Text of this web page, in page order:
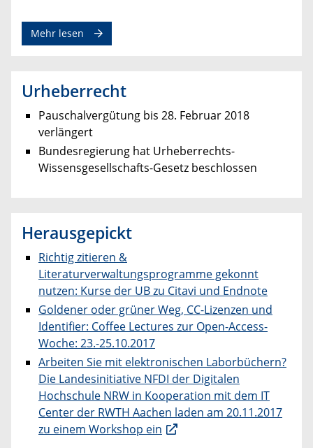
Mehr lesen
Urheberrecht
Pauschalvergütung bis 28. Februar 2018
verlängert
Bundesregierung hat Urheberrechts-
Wissensgesellschafts-Gesetz beschlossen
Herausgepickt
Richtig zitieren &
Literaturverwaltungsprogramme gekonnt
nutzen: Kurse der UB zu Citavi und Endnote
Goldener oder grüner Weg, CC-Lizenzen und
Identifier: Coffee Lectures zur Open-Access-
Woche: 23.-25.10.2017
Arbeiten Sie mit elektronischen Laborbüchern?
Die Landesinitiative NFDI der Digitalen
Hochschule NRW in Kooperation mit dem IT
Center der RWTH Aachen laden am 20.11.2017
zu einem Workshop ein